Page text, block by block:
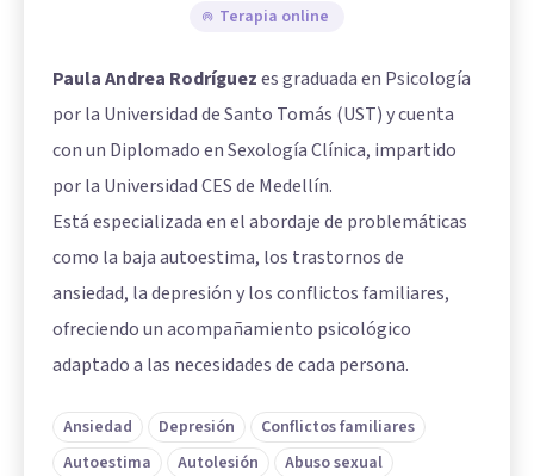
Terapia online
Paula Andrea Rodríguezes graduada en Psicología
por la Universidad de Santo Tomás (UST) y cuenta
con un Diplomado en Sexología Clínica, impartido
por la Universidad CES de Medellín.
Está especializada en el abordaje de problemáticas
como la baja autoestima, los trastornos de
ansiedad, la depresión y los conflictos familiares,
ofreciendo un acompañamiento psicológico
adaptado a las necesidades de cada persona.
Ansiedad Depresión
Conflictos familiares
Autoestima
Autolesión
Abuso sexual